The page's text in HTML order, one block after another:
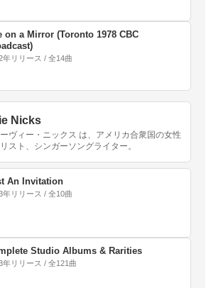
on a Mirror (Toronto 1978 CBC
年リリース / 全14曲
Nicks
ヴィー・ニックス は、アメリカ合衆国の女性
スト、シンガーソングライター。
An Invitation
年リリース / 全10曲
Studio Albums & Rarities
年リリース / 全121曲